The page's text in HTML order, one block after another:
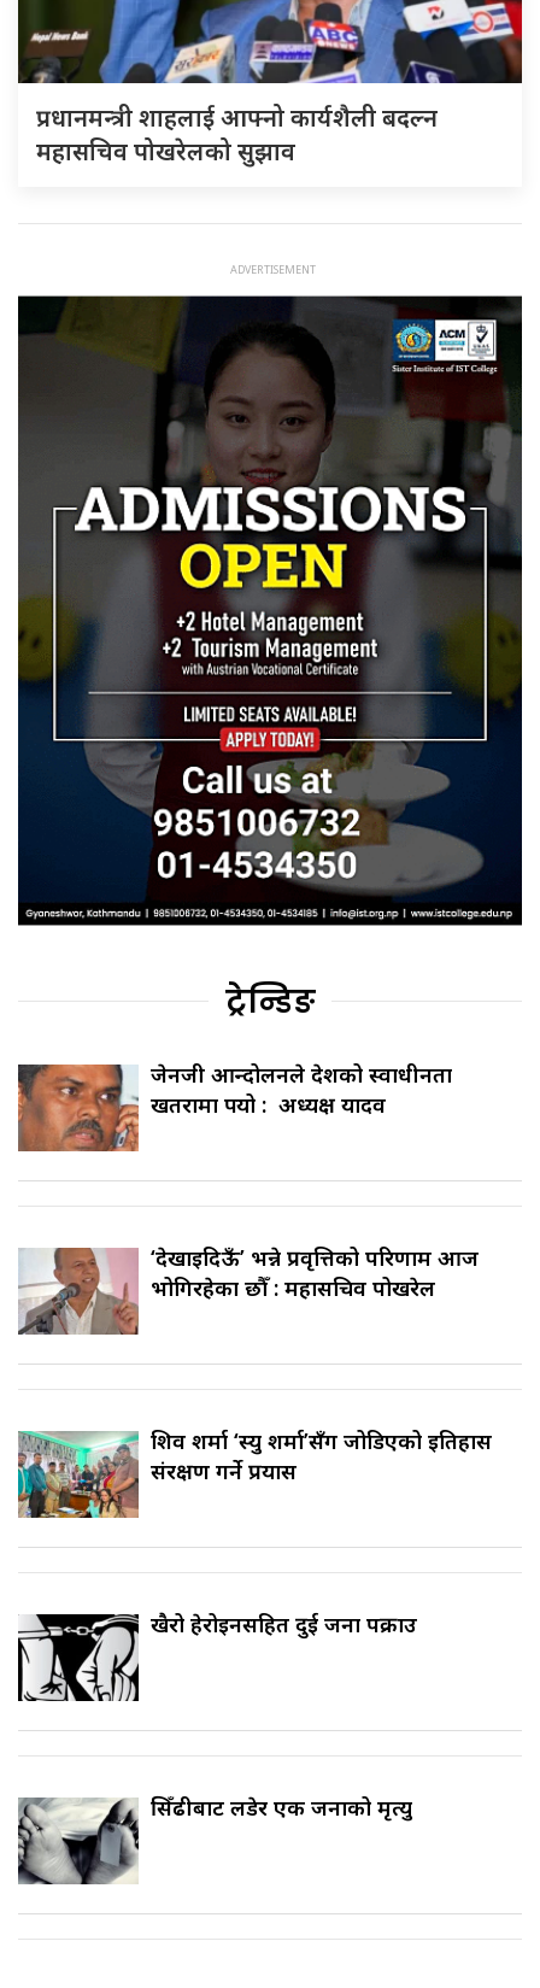
प्रधानमन्त्री शाहलाई आफ्नो कार्यशैली बदल्न
महासचिव पोखरेलको सुझाव
ट्रेन्डिङ
जेनजी आन्दोलनले देशको स्वाधीनता
खतरामा पर्‍यो : अध्यक्ष यादव
‘देखाइदिऊँ’ भन्ने प्रवृत्तिको परिणाम आज
भोगिरहेका छौँ : महासचिव पोखरेल
शिव शर्मा ‘स्यु शर्मा’सँग जोडिएको इतिहास
संरक्षण गर्ने प्रयास
खैरो हेरोइनसहित दुई जना पक्राउ
सिँढीबाट लडेर एक जनाको मृत्यु